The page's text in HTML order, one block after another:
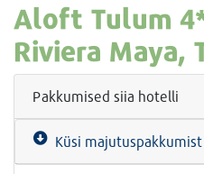
Aloft Tulum
Riviera Maya,
Pakkumised siia hotelli
Küsi majutuspakkumist